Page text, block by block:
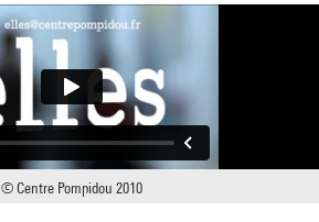
© Centre Pompidou 2010